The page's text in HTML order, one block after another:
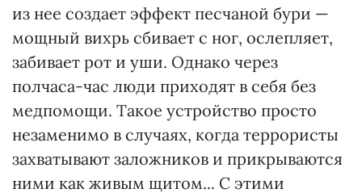
из нее создает эффект песчаной бури —
мощный вихрь сбивает с ног, ослепляет,
забивает рот и уши. Однако через
полчаса-час люди приходят в себя без
медпомощи. Такое устройство просто
незаменимо в случаях, когда террористы
захватывают заложников и прикрываются
ними как живым щитом... С этими